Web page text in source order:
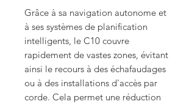
Grâce à sa navigation autonome et
à ses systèmes de planification
intelligents, le C10 couvre
rapidement de vastes zones, évitant
ainsi le recours à des échafaudages
ou à des installations d'accès par
corde. Cela permet une réduction